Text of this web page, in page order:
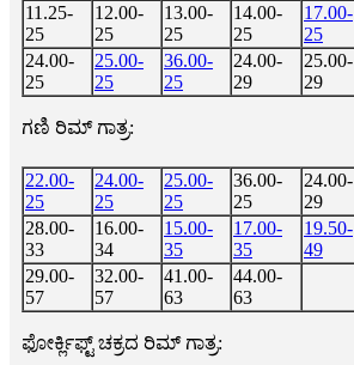
11.25-
25
12.00-
25
13.00-
25
14.00-
25
17.00-
25
24.00-
25
25.00-
25
36.00-
25
24.00-
29
25.00-
29
ಗಣಿ ರಿಮ್ ಗಾತ್ರ:
22.00-
25
24.00-
25
25.00-
25
36.00-
25
24.00-
29
28.00-
33
16.00-
34
15.00-
35
17.00-
35
19.50-
49
29.00-
57
32.00-
57
41.00-
63
44.00-
63
ಫೋರ್ಕ್ಲಿಫ್ಟ್ ಚಕ್ರದ ರಿಮ್ ಗಾತ್ರ: